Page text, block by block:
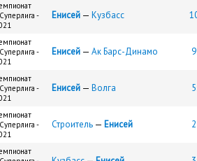
-
Енисей — Кузбасс
-
Енисей — Ак Барс-Динамо
-
Енисей — Волга
-
Строитель — Енисей